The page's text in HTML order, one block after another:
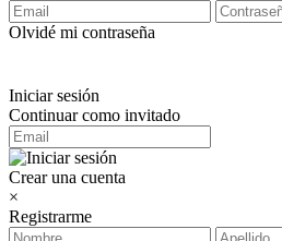
Olvidé mi contraseña
Iniciar sesión
Continuar como invitado
Crear una cuenta
×
Registrarme